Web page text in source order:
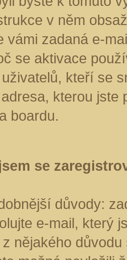
v něm
vámi zadaná e-
se aktivace
uživatelů, kteří se
kterou jste
boardu.
se
důvody:
e-mail, který
nějakého